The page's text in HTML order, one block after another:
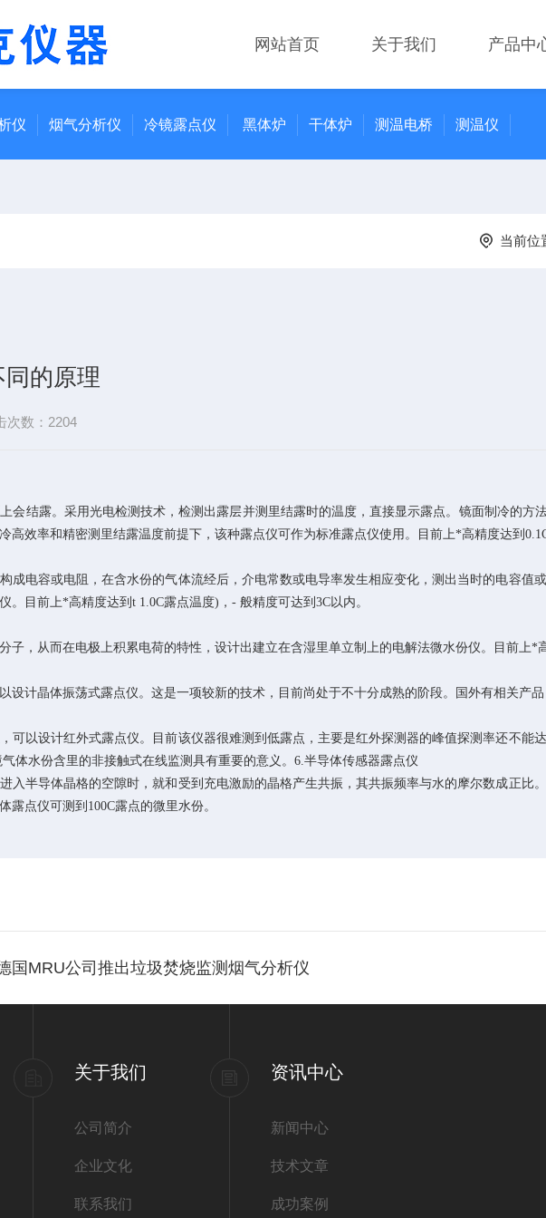
网站首页 关于我们 产品中
仪 烟气分析仪 冷镜露点仪 黑体炉 干体炉 测温电桥 测温仪
当前位
的原理
次数：2204
会结露。采用光电检测技术，检测出露层并测里结露时的温度，直接显示露点。镜面制冷的
高效率和精密测里结露温度前提下，该种露点仪可作为标准露点仪使用。目前上*高精度达到
成电容或电阻，在含水份的气体流经后，介电常数或电导率发生相应变化，测出当时的电容值
。目前上*高精度达到t 1.0C露点温度)，- 般精度可达到3C以内。
子，从而在电极上积累电荷的特性，设计出建立在含湿里单立制上的电解法微水份仪。目前上*
设计晶体振荡式露点仪。这是一项较新的技术，目前尚处于不十分成熟的阶段。国外有相关产
可以设计红外式露点仪。目前该仪器很难测到低露点，主要是红外探测器的峰值探测率还不能
体水份含里的非接触式在线监测具有重要的意义。6.半导体传感器露点仪
入半导体晶格的空隙时，就和受到充电激励的晶格产生共振，其共振频率与水的摩尔数成正比
露点仪可测到100C露点的微里水份。
国MRU公司推出垃圾焚烧监测烟气分析仪
关于我们
公司简介
企业文化
联系我们
资讯中心
新闻中心
技术文章
成功案例